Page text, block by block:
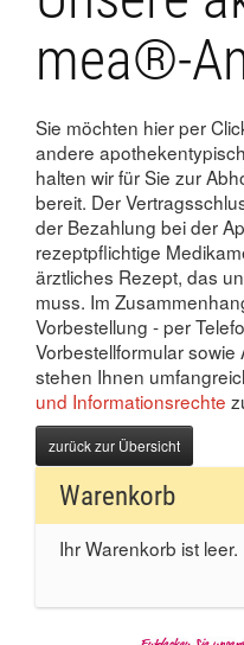
mea®-
Sie möchten hier per
andere
halten wir für Sie zur
bereit. Der
der Bezahlung bei der
rezeptpflichtige
ärztliches Rezept, das
muss. Im
Vorbestellung - per
Vorbestellformular
stehen Ihnen
und Informationsrechte
zurück zur Übersicht
Warenkorb
Ihr Warenkorb ist leer.